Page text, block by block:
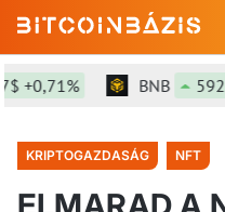
BNB
KRIPTOGAZDASÁG NFT